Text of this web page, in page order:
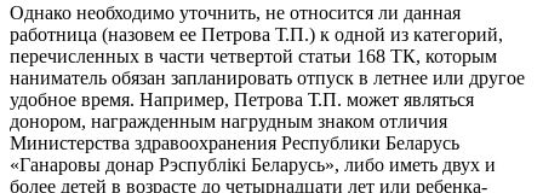
Однако необходимо уточнить, не относится ли данная
работница (назовем ее Петрова Т.П.) к одной из категорий,
перечисленных в части четвертой статьи 168 ТК, которым
наниматель обязан запланировать отпуск в летнее или другое
удобное время. Например, Петрова Т.П. может являться
донором, награжденным нагрудным знаком отличия
Министерства здравоохранения Республики Беларусь
«Ганаровы донар Рэспублiкi Беларусь», либо иметь двух и
более детей в возрасте до четырнадцати лет или ребенка-